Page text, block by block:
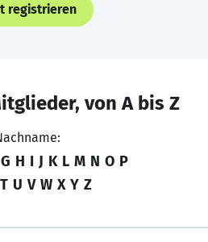
registrieren
von A bis Z
G H I J K L M N O P
T U V W X Y Z